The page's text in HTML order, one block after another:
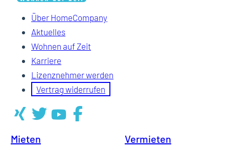
Über HomeCompany
Aktuelles
Wohnen auf Zeit
Karriere
Lizenznehmer werden
Vertrag widerrufen
Mieten Vermieten